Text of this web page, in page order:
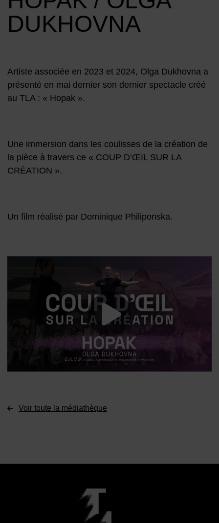
DUKHOVNA
Artiste associée en 2023 et 2024, Olga Dukhovna a
présenté en mai dernier son dernier spectacle créé
au TLA : « Hopak ».
Une immersion dans les coulisses de la création de
la pièce à travers ce « COUP D’ŒIL SUR LA
CRÉATION ».
Un film réalisé par Dominique Philiponska.
Lancer la
Voir toute la médiathèque